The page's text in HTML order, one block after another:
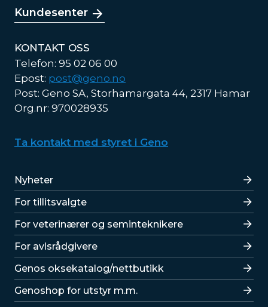
Kundesenter
KONTAKT OSS
Telefon: 95 02 06 00
Epost: post@geno.no
Post: Geno SA, Storhamargata 44, 2317 Hamar
Org.nr: 970028935
Ta kontakt med styret i Geno
Lenker
Nyheter
For tillitsvalgte
For veterinærer og seminteknikere
For avlsrådgivere
Lenker
Genos oksekatalog/nettbutikk
Genoshop for utstyr m.m.